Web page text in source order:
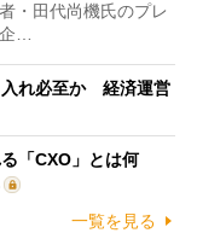
・田代尚機氏のプレ
企…
入れ必至か 経済運営
「CXO」とは何
一覧を見る